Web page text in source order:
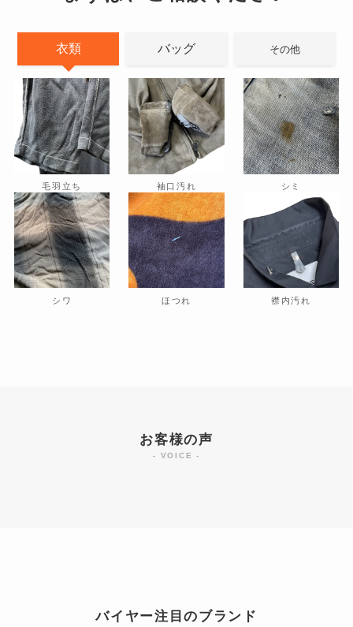
衣類 バッグ その他
毛羽立ち 袖口汚れ シミ
シワ ほつれ 襟内汚れ
お客様の声
- VOICE -
バイヤー注目のブランド